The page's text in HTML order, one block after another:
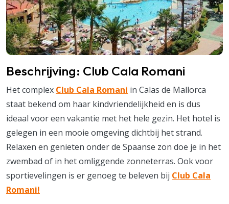
Beschrijving: Club Cala Romani
Het complex Club Cala Romani in Calas de Mallorca
staat bekend om haar kindvriendelijkheid en is dus
ideaal voor een vakantie met het hele gezin. Het hotel is
gelegen in een mooie omgeving dichtbij het strand.
Relaxen en genieten onder de Spaanse zon doe je in het
zwembad of in het omliggende zonneterras. Ook voor
sportievelingen is er genoeg te beleven bij Club Cala
Romani!